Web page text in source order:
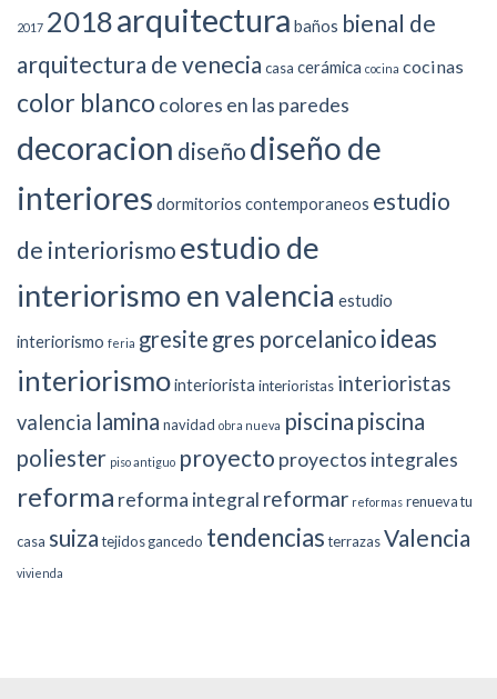
2017 2018arquitectura baños bienal de
arquitectura de venecia casa cerámica cocina cocinas
color blanco colores en las paredes
decoracion diseño diseño de
interiores dormitorios contemporaneos estudio
de interiorismo estudio de
interiorismo en valencia estudio
interiorismo feria gresite gres porcelanico ideas
interiorismointeriorista interioristas interioristas
valencia lamina navidad obra nueva piscina piscina
poliester piso antiguo proyecto proyectos integrales
reforma reforma integral reformar reformas renueva tu
casa suiza tejidos gancedo tendencias terrazasValencia
vivienda